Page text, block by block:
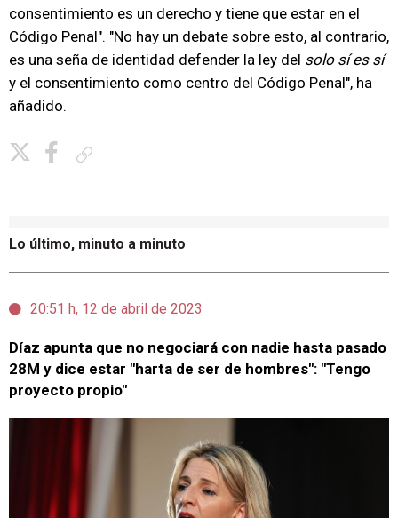
consentimiento es un derecho y tiene que estar en el
Código Penal". "No hay un debate sobre esto, al contrario,
es una seña de identidad defender la ley del solo sí es sí
y el consentimiento como centro del Código Penal", ha
añadido.
Lo último, minuto a minuto
20:51 h, 12 de abril de 2023
Díaz apunta que no negociará con nadie hasta pasado
28M y dice estar "harta de ser de hombres": "Tengo
proyecto propio"